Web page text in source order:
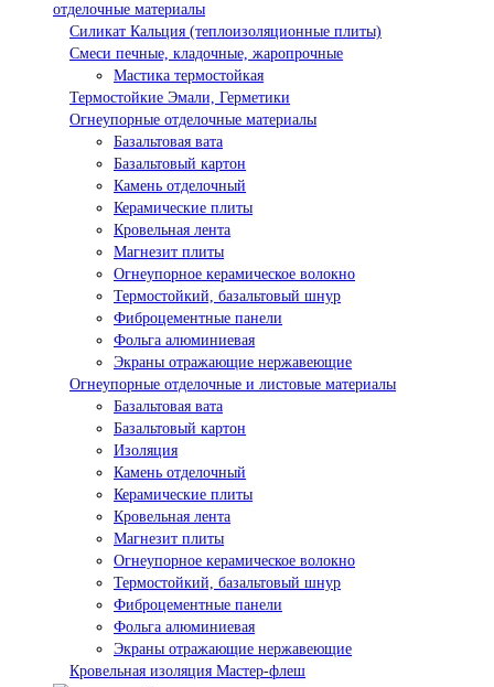
отделочные материалы
Силикат Кальция (теплоизоляционные плиты)
Смеси печные, кладочные, жаропрочные
Мастика термостойкая
Термостойкие Эмали, Герметики
Огнеупорные отделочные материалы
Базальтовая вата
Базальтовый картон
Камень отделочный
Керамические плиты
Кровельная лента
Магнезит плиты
Огнеупорное керамическое волокно
Термостойкий, базальтовый шнур
Фиброцементные панели
Фольга алюминиевая
Экраны отражающие нержавеющие
Огнеупорные отделочные и листовые материалы
Базальтовая вата
Базальтовый картон
Изоляция
Камень отделочный
Керамические плиты
Кровельная лента
Магнезит плиты
Огнеупорное керамическое волокно
Термостойкий, базальтовый шнур
Фиброцементные панели
Фольга алюминиевая
Экраны отражающие нержавеющие
Кровельная изоляция Мастер-флеш